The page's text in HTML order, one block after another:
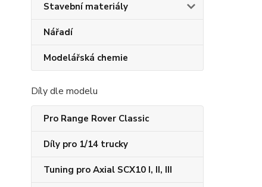
Stavební materiály
Nářadí
Modelářská chemie
Díly dle modelu
Pro Range Rover Classic
Díly pro 1/14 trucky
Tuning pro Axial SCX10 I, II, III